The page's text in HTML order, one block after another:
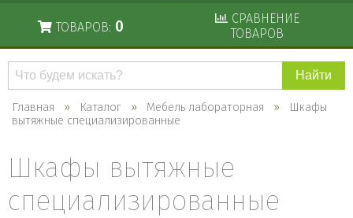
ТОВАРОВ: 0
СРАВНЕНИЕ
ТОВАРОВ
Поиск
каталогу
Главная Каталог Мебель лабораторная
Шкафы
вытяжные специализированные
Шкафы вытяжные
специализированные